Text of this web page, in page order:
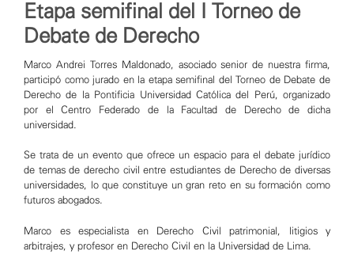
Etapa semifinal del I Torneo de
Debate de Derecho
Marco Andrei Torres Maldonado, asociado senior de nuestra firma,
participó como jurado en la etapa semifinal del Torneo de Debate de
Derecho de la Pontificia Universidad Católica del Perú, organizado
por el Centro Federado de la Facultad de Derecho de dicha
universidad.
Se trata de un evento que ofrece un espacio para el debate jurídico
de temas de derecho civil entre estudiantes de Derecho de diversas
universidades, lo que constituye un gran reto en su formación como
futuros abogados.
Marco es especialista en Derecho Civil patrimonial, litigios y
arbitrajes, y profesor en Derecho Civil en la Universidad de Lima.